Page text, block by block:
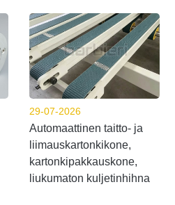
29-07-2026
Automaattinen taitto- ja
liimauskartonkikone,
kartonkipakkauskone,
liukumaton kuljetinhihna